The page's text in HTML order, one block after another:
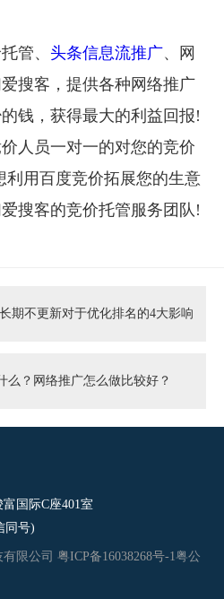
管、 头条信息流推广、网
搜客，提供各种网络推广
钱，获得最大的利益回报!
人员一对一的对您的竞价
利用百度竞价拓展您的生意
搜客的竞价托管服务团队!
期不更新对于优化排名的4大影响
么？网络推广怎么做比较好？
国际C座401室
同号)
限公司 粤ICP备16038268号-1粤公